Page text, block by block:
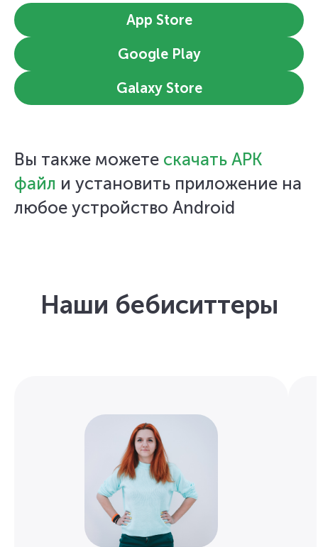
App Store
Google Play
Galaxy Store
Вы также можете скачать APK
файл и установить приложение на
любое устройство Android
Наши бебиситтеры